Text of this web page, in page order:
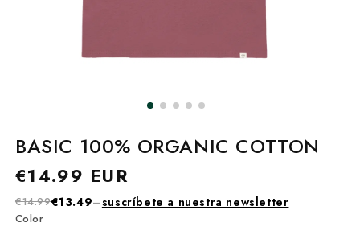
BASIC 100% ORGANIC COTTON
Precio
€14.99 EUR
€14.99€13.49–suscríbete a nuestra newsletter
Color